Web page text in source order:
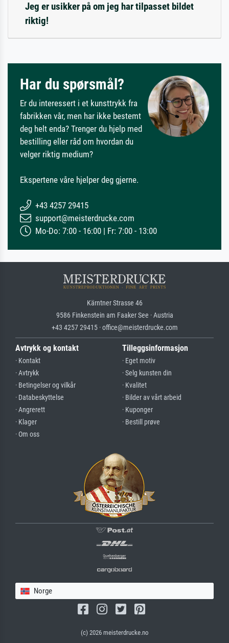
Jeg er usikker på om jeg har tilpasset bildet
riktig!
Har du spørsmål?
Er du interessert i et kunsttrykk fra
fabrikken vår, men har ikke bestemt
deg helt enda? Trenger du hjelp med
bestilling eller råd om hvordan du
velger riktig medium?
Ekspertene våre hjelper deg gjerne.
+43 4257 29415
support@meisterdrucke.com
Mo-Do: 7:00 - 16:00 | Fr: 7:00 - 13:00
Kärntner Strasse 46
9586 Finkenstein am Faaker See · Austria
+43 4257 29415 · office@meisterdrucke.com
Avtrykk og kontakt
· Kontakt
· Avtrykk
· Betingelser og vilkår
· Databeskyttelse
· Angrerett
· Klager
· Om oss
Tilleggsinformasjon
· Eget motiv
· Selg kunsten din
· Kvalitet
· Bilder av vårt arbeid
· Kuponger
· Bestill prøve
Norge
(c) 2026 meisterdrucke.no